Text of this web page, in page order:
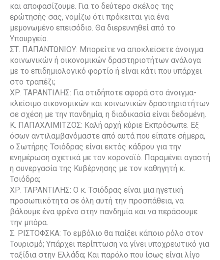
και αποφασίζουμε. Για το δεύτερο σκέλος της
ερώτησής σας, νομίζω ότι πρόκειται για ένα
μεμονωμένο επεισόδιο. Θα διερευνηθεί από το
Υπουργείο.
ΣΤ. ΠΑΠΑΝΤΩΝΙΟΥ: Μπορείτε να αποκλείσετε άνοιγμα
κοινωνικών ή οικονομικών δραστηριοτήτων ανάλογα
με το επιδημιολογικό φορτίο ή είναι κάτι που υπάρχει
στο τραπέζι;
ΧΡ. ΤΑΡΑΝΤΙΛΗΣ: Για οτιδήποτε αφορά στο άνοιγμα-
κλείσιμο οικονομικών και κοινωνικών δραστηριοτήτων
σε σχέση με την πανδημία, η διαδικασία είναι δεδομένη.
Κ. ΠΑΠΑΧΛΙΜΙΤΖΟΣ: Καλή αρχή κύριε Εκπρόσωπε. Εξ
όσων αντιλαμβανόμαστε από αυτά που είπατε σήμερα,
ο Σωτήρης Τσιόδρας είναι εκτός κάδρου για την
ενημέρωση σχετικά με τον κορονοϊό. Παραμένει αγαστή
η συνεργασία της Κυβέρνησης με τον καθηγητή κ.
Τσιόδρα;
ΧΡ. ΤΑΡΑΝΤΙΛΗΣ: Ο κ. Τσιόδρας είναι μια ηγετική
προσωπικότητα σε όλη αυτή την προσπάθεια, να
βάλουμε ένα φρένο στην πανδημία και να περάσουμε
την μπόρα.
Σ. ΡΙΣΤΟΦΣΚΑ: Το εμβόλιο θα παίξει κάποιο ρόλο στον
Τουρισμό; Υπάρχει περίπτωση να γίνει υποχρεωτικό για
ταξίδια στην Ελλάδα; Και παρόλο που ίσως είναι λίγο